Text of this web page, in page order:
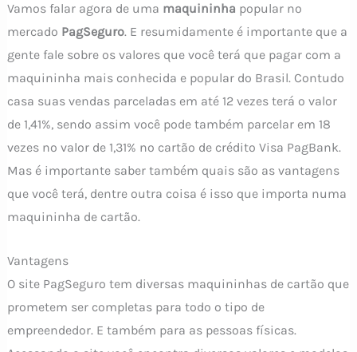
Vamos falar agora de uma maquininha popular no
mercado PagSeguro. E resumidamente é importante que a
gente fale sobre os valores que você terá que pagar com a
maquininha mais conhecida e popular do Brasil. Contudo
casa suas vendas parceladas em até 12 vezes terá o valor
de 1,41%, sendo assim você pode também parcelar em 18
vezes no valor de 1,31% no cartão de crédito Visa PagBank.
Mas é importante saber também quais são as vantagens
que você terá, dentre outra coisa é isso que importa numa
maquininha de cartão.
Vantagens
O site PagSeguro tem diversas maquininhas de cartão que
prometem ser completas para todo o tipo de
empreendedor. E também para as pessoas físicas.